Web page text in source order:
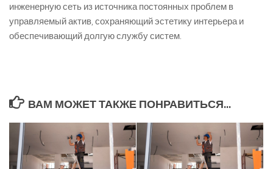
инженерную сеть из источника постоянных проблем в
управляемый актив, сохраняющий эстетику интерьера и
обеспечивающий долгую службу систем.
ВАМ МОЖЕТ ТАКЖЕ ПОНРАВИТЬСЯ...